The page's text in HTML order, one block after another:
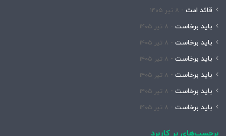
قائد امت ۸ تیر ۱۴۰۵
باید برخاست ۸ تیر ۱۴۰۵
باید برخاست ۸ تیر ۱۴۰۵
باید برخاست ۸ تیر ۱۴۰۵
باید برخاست ۸ تیر ۱۴۰۵
باید برخاست ۸ تیر ۱۴۰۵
باید برخاست ۸ تیر ۱۴۰۵
برچسب‌های پر کاربرد